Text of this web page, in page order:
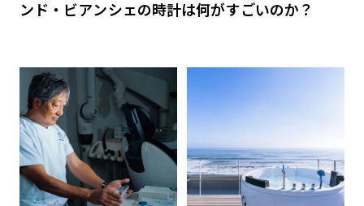
ンド・ビアンシェの時計は何がすごいのか？